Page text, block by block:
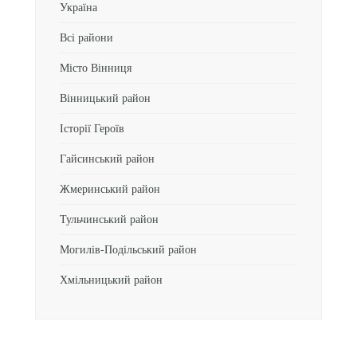
Україна
Всі райони
Місто Вінниця
Вінницький район
Історії Героїв
Гайсинський район
Жмеринський район
Тульчинський район
Могилів-Подільський район
Хмільницький район